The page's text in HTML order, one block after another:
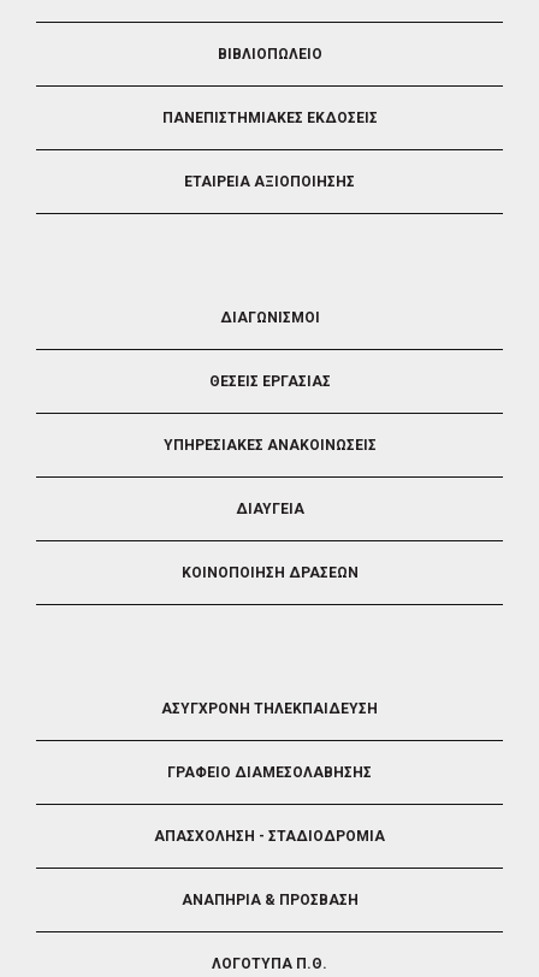
ΒΙΒΛΙΟΠΩΛΕΙΟ
ΠΑΝΕΠΙΣΤΗΜΙΑΚΕΣ ΕΚΔΟΣΕΙΣ
ΕΤΑΙΡΕΙΑ ΑΞΙΟΠΟΙΗΣΗΣ
ΔΙΑΓΩΝΙΣΜΟΙ
ΘΕΣΕΙΣ ΕΡΓΑΣΙΑΣ
ΥΠΗΡΕΣΙΑΚΕΣ ΑΝΑΚΟΙΝΩΣΕΙΣ
ΔΙΑΥΓΕΙΑ
ΚΟΙΝΟΠΟΙΗΣΗ ΔΡΑΣΕΩΝ
ΑΣΥΓΧΡΟΝΗ ΤΗΛΕΚΠΑΙΔΕΥΣΗ
ΓΡΑΦΕΙΟ ΔΙΑΜΕΣΟΛΑΒΗΣΗΣ
ΑΠΑΣΧΟΛΗΣΗ - ΣΤΑΔΙΟΔΡΟΜΙΑ
ΑΝΑΠΗΡΙΑ & ΠΡΟΣΒΑΣΗ
ΛΟΓΟΤΥΠΑ Π.Θ.